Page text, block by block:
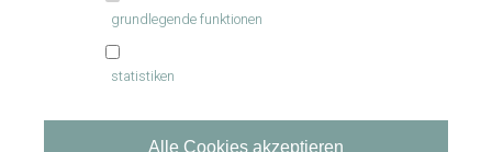
von werthern & knödler | evaluationsberatung
info@evaluationsberatung.com
grundlegende funktionen
statistiken
Alle Cookies akzeptieren